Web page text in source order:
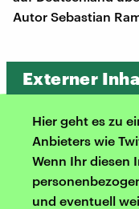
Autor Sebastian
Externer
Hier geht es zu
Anbieters wie
Wenn Ihr diesen
und eventuell